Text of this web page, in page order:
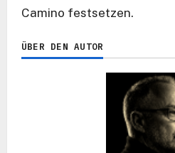
Camino festsetzen.
ÜBER DEN AUTOR